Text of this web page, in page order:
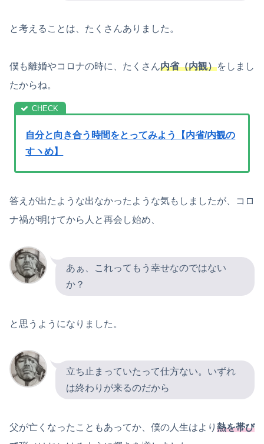
と考えることは、たくさんありました。
僕も離婚やコロナの時に、たくさん内省（内観）をしまし
たからね。
自分と向き合う時間をとってみよう【内省/内観の
すヽめ】
答えが出たような出なかったような気もしましたが、コロ
ナ禍が明けてから人と再会し始め、
あぁ、これってもう幸せなのではない
か？
と思うようになりました。
立ち止まっていたって仕方ない。いずれ
は終わりが来るのだから
父が亡くなったこともあってか、僕の人生はより 熱を帯び